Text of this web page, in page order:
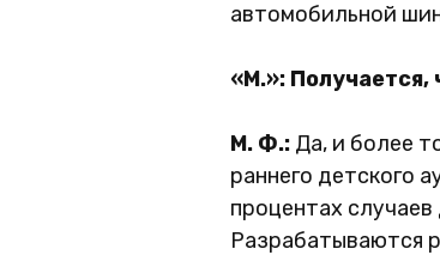
автомобильной
«М.»: Получается,
М. Ф.: Да, и более
раннего детского
процентах
Разрабатываются